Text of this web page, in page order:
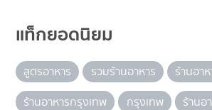
แท็กยอดนิยม
สูตรอาหาร รวมร้านอาหาร
ร้านอา
ร้านอาหารกรุงเทพ
กรุงเทพ
ร้านอ